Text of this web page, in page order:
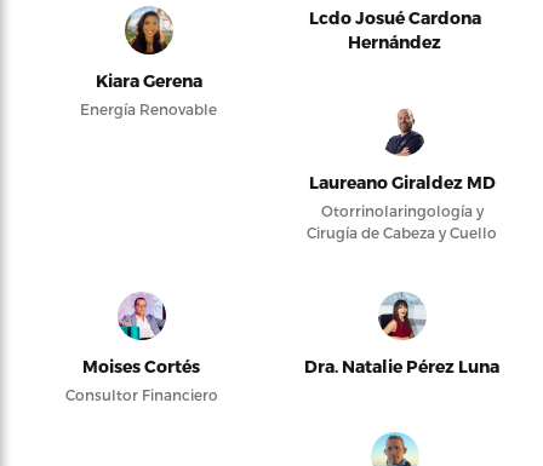
Kiara Gerena
Energía Renovable
Lcdo Josué Cardona
Hernández
Laureano Giraldez MD
Otorrinolaringología y
Cirugía de Cabeza y Cuello
Moises Cortés
Consultor Financiero
Dra. Natalie Pérez Luna